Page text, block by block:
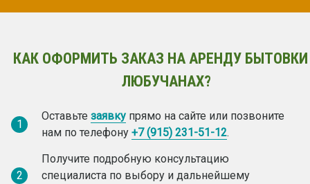
КАК ОФОРМИТЬ ЗАКАЗ НА АРЕНДУ БЫТОВКИ
ЛЮБУЧАНАХ?
1
Оставьте заявку прямо на сайте или позвоните
нам по телефону +7 (915) 231-51-12.
2
Получите подробную консультацию
специалиста по выбору и дальнейшему